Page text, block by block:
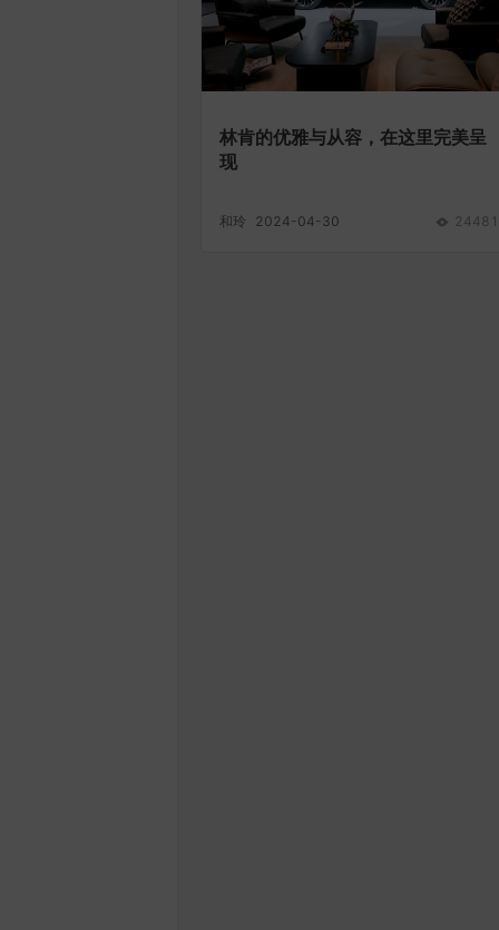
林肯的优雅与从容，在这里完美呈
现
和玲 2024-04-30 24481